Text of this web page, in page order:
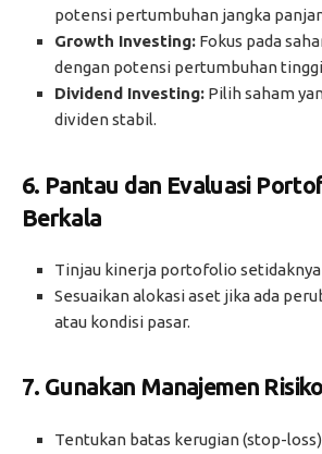
potensi pertumbuhan jangka
Growth Investing: Fokus pada
dengan potensi pertumbuhan
Dividend Investing: Pilih saham
dividen stabil.
6. Pantau dan Evaluasi
Berkala
Tinjau kinerja portofolio
Sesuaikan alokasi aset jika ada
atau kondisi pasar.
7. Gunakan Manajemen Risiko
Tentukan batas kerugian (stop-